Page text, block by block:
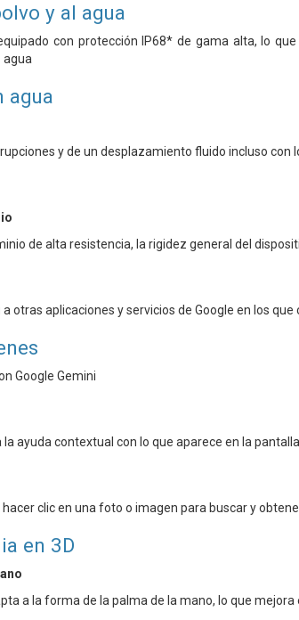
y al agua
con protección IP68* de gama alta, lo
agua
agua
y de un desplazamiento fluido incluso con
de alta resistencia, la rigidez general del
otras aplicaciones y servicios de Google en los que
Google Gemini
ayuda contextual con lo que aparece en la pantalla.
clic en una foto o imagen para buscar y
en 3D
a la forma de la palma de la mano, lo que